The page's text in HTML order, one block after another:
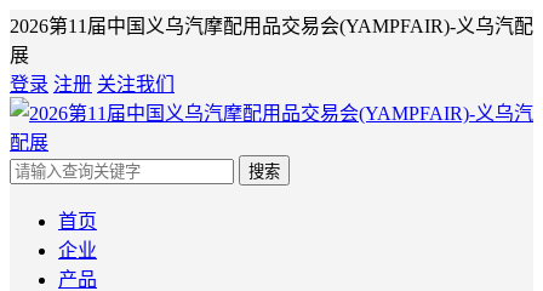
2026第11届中国义乌汽摩配用品交易会(YAMPFAIR)-义乌汽配
展
登录 注册 关注我们
搜索
首页
企业
产品